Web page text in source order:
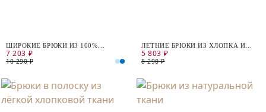
ШИРОКИЕ БРЮКИ ИЗ 100%
ХЛОПКА
7 203 ₽
10 290 ₽
ЛЕТНИЕ БРЮКИ ИЗ ХЛОПКА И
ЛЬНА
5 803 ₽
8 290 ₽